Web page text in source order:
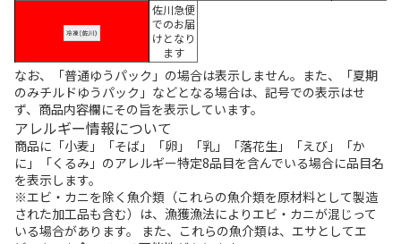
佐川急便
でのお届
けとなり
ます
なお、「普通ゆうパック」の場合は表示しません。また、「夏期
のみチルドゆうパック」などとなる場合は、記号での表示はせ
ず、商品内容欄にその旨を表示しています。
アレルギー情報について
商品に「小麦」「そば」「卵」「乳」「落花生」「えび」「か
に」「くるみ」のアレルギー特定8品目を含んでいる場合に品目名
を表示します。
※エビ・カニを除く魚介類（これらの魚介類を原材料として製造
された加工品も含む）は、漁獲漁法によりエビ・カニが混じって
いる場合があります。 また、これらの魚介類は、エサとしてエ